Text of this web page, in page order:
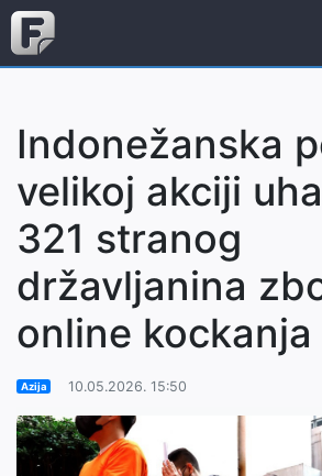
Indonežanska
velikoj akciji
321 stranog
državljanina
online kockanja
Azija 10.05.2026. 15:50